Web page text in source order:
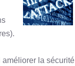
la sécurité